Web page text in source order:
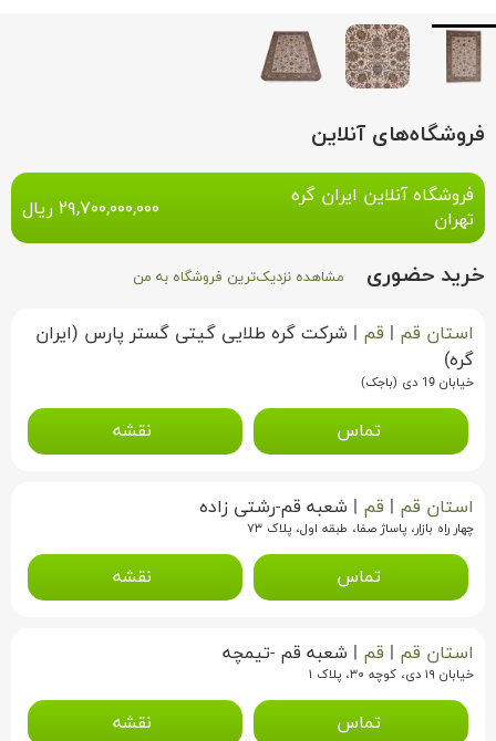
فروشگاه‌های آنلاین
فروشگاه آنلاین ایران گره
تهران
۲۹,۷۰۰,۰۰۰,۰۰۰ ریال
خرید حضوری مشاهده نزدیک‌ترین فروشگاه به من
استان قم | قم | شرکت گره طلایی گیتی گستر پارس (ایران
گره)
خیابان 19 دی (باجک)
تماس نقشه
استان قم | قم | شعبه قم-رشتی زاده
چهار راه بازار، پاساژ صفا، طبقه اول، پلاک ۷۳
تماس نقشه
استان قم | قم | شعبه قم -تیمچه
خیابان ۱۹ دی، کوچه ۳۰، پلاک ۱
تماس نقشه